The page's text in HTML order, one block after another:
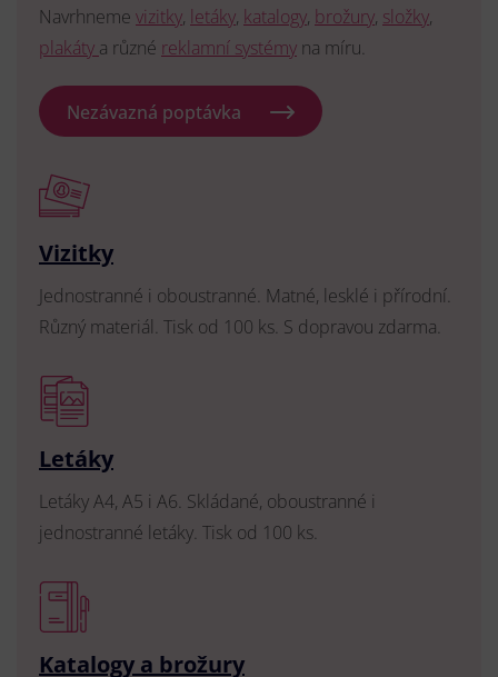
Navrhneme vizitky, letáky, katalogy, brožury, složky,
plakáty a různé reklamní systémy na míru.
Nezávazná poptávka
Vizitky
Jednostranné i oboustranné. Matné, lesklé i přírodní.
Různý materiál. Tisk od 100 ks. S dopravou zdarma.
Letáky
Letáky A4, A5 i A6. Skládané, oboustranné i
jednostranné letáky. Tisk od 100 ks.
Katalogy a brožury